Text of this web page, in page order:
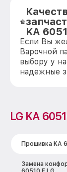
KA
Если Вы
Варочной
выбору у
надежные
LG KA
Прошивка KA
Замена